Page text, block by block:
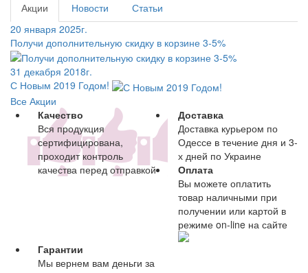
Акции Новости
Статьи
20 января 2025г.
Получи дополнительную скидку в корзине 3-5%
31 декабря 2018г.
С Новым 2019 Годом!
Все Акции
Качество
Вся продукция
сертифицирована,
проходит контроль
качества перед отправкой
Доставка
Доставка курьером по
Одессе в течение дня и 3-
х дней по Украине
Оплата
Вы можете оплатить
товар наличными при
получении или картой в
режиме on-line на сайте
Гарантии
Мы вернем вам деньги за